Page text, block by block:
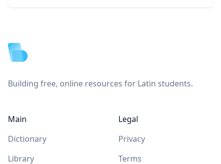
Building free, online resources for Latin students.
Main
Dictionary
Library
Legal
Privacy
Terms